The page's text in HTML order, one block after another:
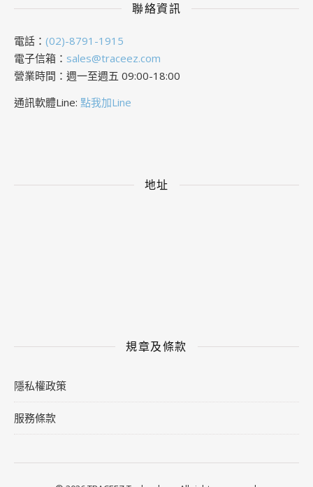
聯絡資訊
電話： (02)-8791-1915
電子信箱： sales@traceez.com
營業時間：週一至週五 09:00-18:00
通訊軟體Line: 點我加Line
地址
規章及條款
隱私權政策
服務條款